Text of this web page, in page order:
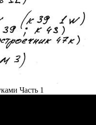
Часть 1